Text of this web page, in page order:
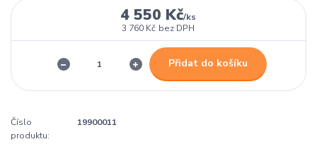
4 550 Kč/ks
3 760 Kč bez DPH
Přidat do košíku
Číslo
produktu:
19900011